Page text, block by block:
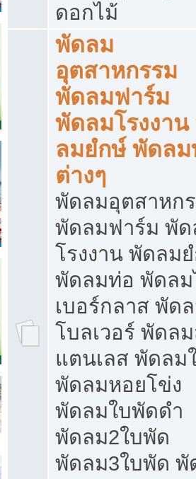
ดอกไม้
พัดลม
อุตสาหกรรม
พัดลมฟาร์ม
พัดลมโรงงา
ลมยํกษ์ พัดลม
ต่างๆ
พัดลมอุตสาหก
พัดลมฟาร์ม พั
โรงงาน พัดลม
พัดลมท่อ พัดล
เบอร์กลาส พัด
โบลเวอร์ พัดล
แตนเลส พัดลม
พัดลมหอยโข่ง
พัดลมใบพัดดำ
พัดลม2ใบพัด
พัดลม3ใบพัด พั